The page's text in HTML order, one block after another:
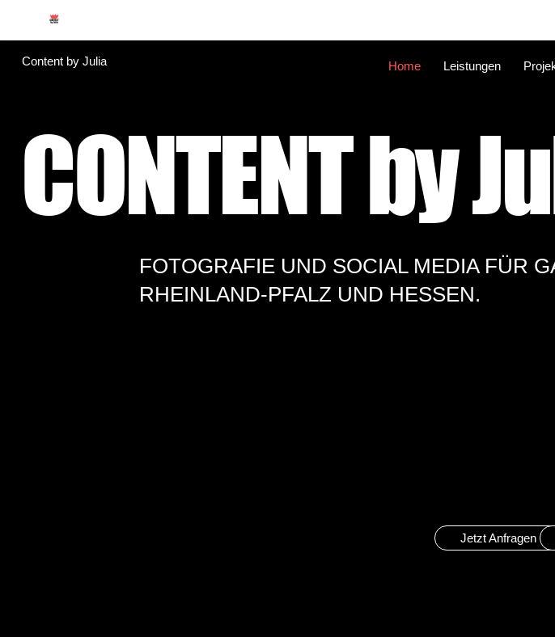
Home Leistungen
Content by Julia
CONTENT by
FOTOGRAFIE UND SOCIAL MEDIA FÜR
RHEINLAND-PFALZ UND HESSEN.
Jetzt Anfragen